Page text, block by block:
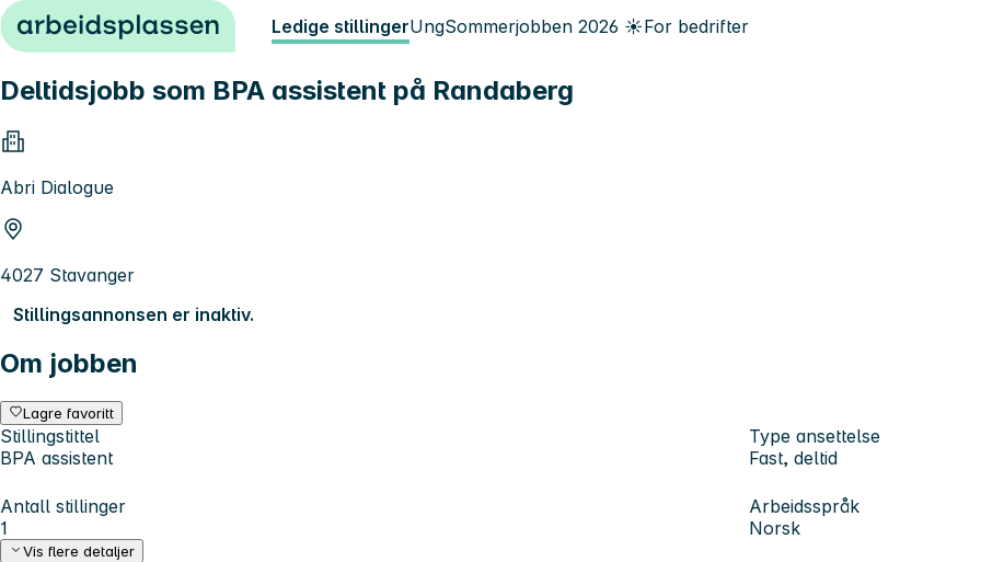
Hopp til innhold Ledige stillingerUngSommerjobben 2026 ☀️For bedrifter
Deltidsjobb som BPA assistent på Randaberg
Abri Dialogue
4027 Stavanger
Stillingsannonsen er inaktiv.
Om jobben
Lagre favoritt
Stillingstittel
BPA assistent
Type ansettelse
Fast, deltid
Antall stillinger
1
Arbeidsspråk
Norsk
Vis flere detaljer